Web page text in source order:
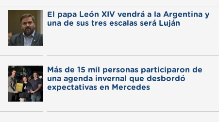
El papa León XIV vendrá a la Argentina y
una de sus tres escalas será Luján
Más de 15 mil personas participaron de
una agenda invernal que desbordó
expectativas en Mercedes